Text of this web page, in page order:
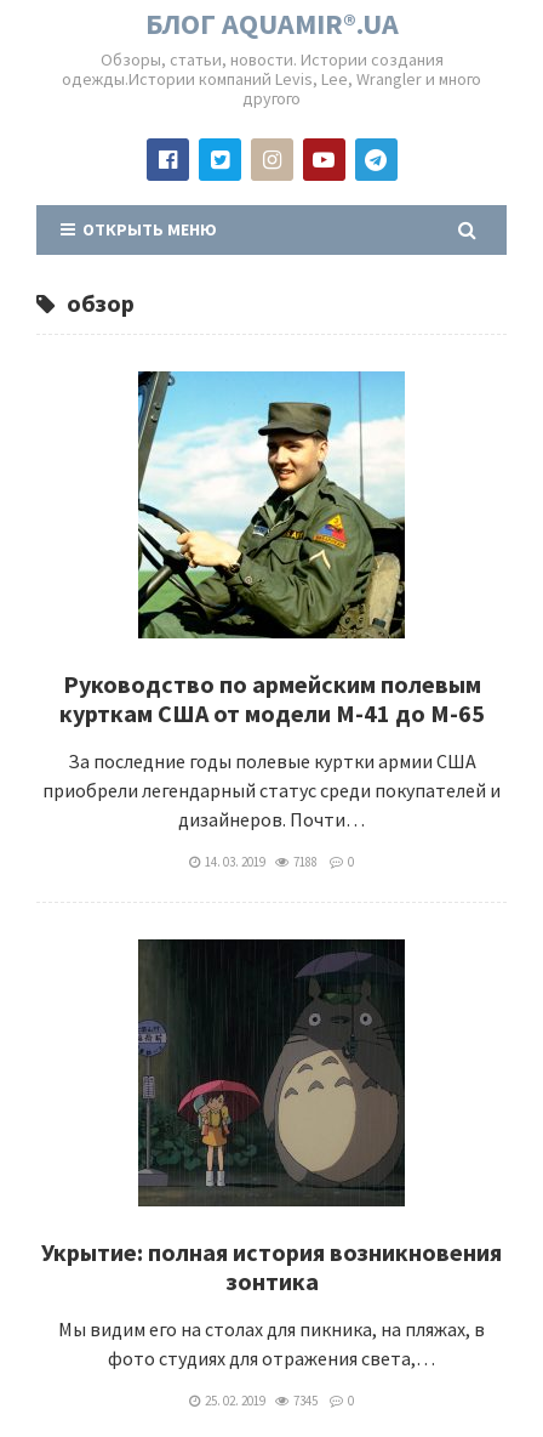
БЛОГ AQUAMIR®.UA
Обзоры, статьи, новости. Истории создания
одежды.Истории компаний Levis, Lee, Wrangler и много
другого
ОТКРЫТЬ МЕНЮ
обзор
Руководство по армейским полевым
курткам США от модели М-41 до М-65
За последние годы полевые куртки армии США
приобрели легендарный статус среди покупателей и
дизайнеров. Почти…
14. 03. 2019 7188 0
Укрытие: полная история возникновения
зонтика
Мы видим его на столах для пикника, на пляжах, в
фото студиях для отражения света,…
25. 02. 2019 7345 0